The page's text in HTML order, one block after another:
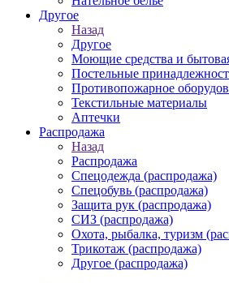
Другое
Назад
Другое
Моющие средства и
Постельные
Противопожарное
Текстильные материалы
Аптечки
Распродажа
Назад
Распродажа
Спецодежда (распродажа)
Спецобувь (распродажа)
Защита рук (распродажа)
СИЗ (распродажа)
Охота, рыбалка, туризм
Трикотаж (распродажа)
Другое (распродажа)